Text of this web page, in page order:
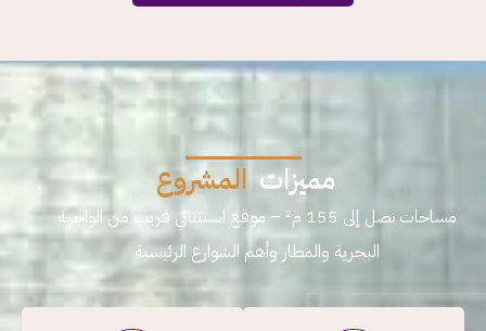
مميزات المشروع
مساحات تصل إلى 155 م² – موقع استثنائي قريب من الواجهة
البحرية والمطار وأهم الشوارع الرئيسية